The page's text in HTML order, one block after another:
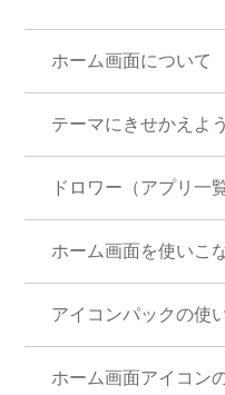
ホーム画面について
テーマにきせかえよう
ドロワー（アプリ一
ホーム画面を使いこ
アイコンパックの使
ホーム画面アイコン